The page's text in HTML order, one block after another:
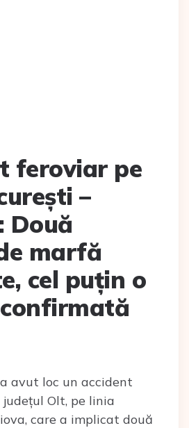
feroviar pe
–
Două
marfă
cel puțin o
avut loc un accident
Olt, pe linia
care a implicat două